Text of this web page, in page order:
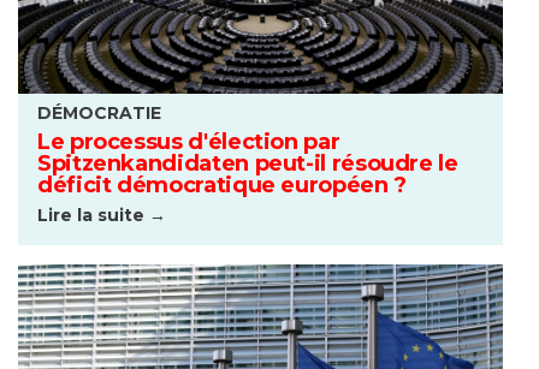
DÉMOCRATIE
Le processus d'élection par
Spitzenkandidaten peut-il résoudre le
déficit démocratique européen ?
Lire la suite →